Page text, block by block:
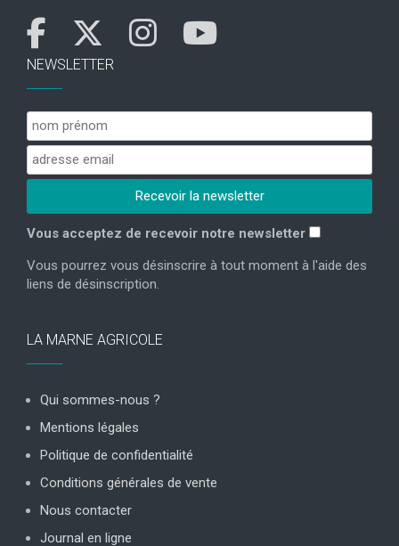
NEWSLETTER
Vous acceptez de recevoir notre newsletter
Vous pourrez vous désinscrire à tout moment à l'aide des
liens de désinscription.
LA MARNE AGRICOLE
Qui sommes-nous ?
Mentions légales
Politique de confidentialité
Conditions générales de vente
Nous contacter
Journal en ligne